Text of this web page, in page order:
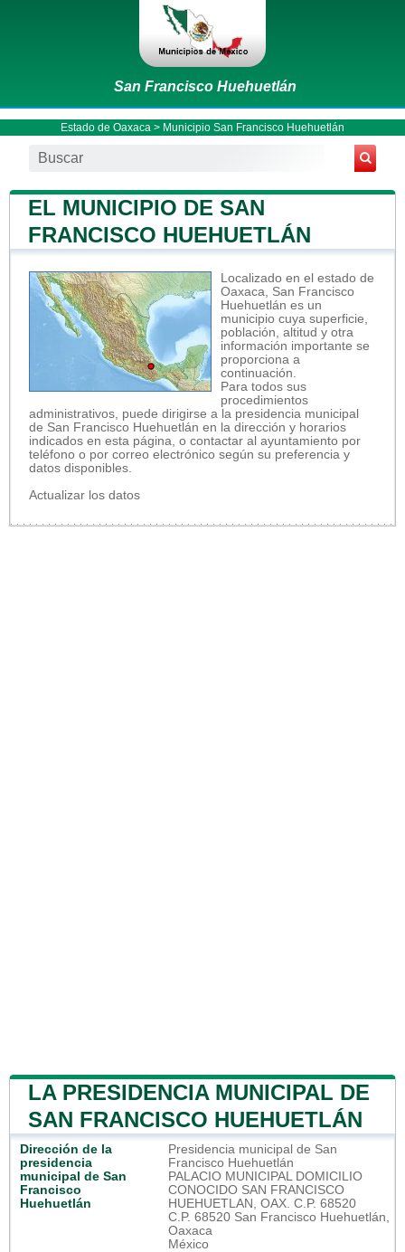
San Francisco Huehuetlán
Estado de Oaxaca > Municipio San Francisco Huehuetlán
EL MUNICIPIO DE SAN
FRANCISCO HUEHUETLÁN
Localizado en el estado de
Oaxaca, San Francisco
Huehuetlán es un
municipio cuya superficie,
población, altitud y otra
información importante se
proporciona a
continuación.
Para todos sus
procedimientos
administrativos, puede dirigirse a la presidencia municipal
de San Francisco Huehuetlán en la dirección y horarios
indicados en esta página, o contactar al ayuntamiento por
teléfono o por correo electrónico según su preferencia y
datos disponibles.
Actualizar los datos
LA PRESIDENCIA MUNICIPAL DE
SAN FRANCISCO HUEHUETLÁN
Dirección de la
presidencia
municipal de San
Francisco
Huehuetlán
Presidencia municipal de San
Francisco Huehuetlán
PALACIO MUNICIPAL DOMICILIO
CONOCIDO SAN FRANCISCO
HUEHUETLAN, OAX. C.P. 68520
C.P. 68520 San Francisco Huehuetlán,
Oaxaca
México